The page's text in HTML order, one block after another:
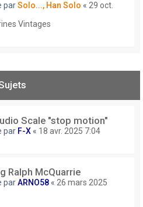
parSolo..., Han Solo « 29 oct.
Vintages
Scale "stop motion"
par F-X « 18 avr. 2025 7:04
Ralph McQuarrie
parARNO58 « 26 mars 2025